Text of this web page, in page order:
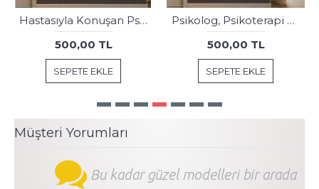
Hastasıyla Konuşan Psikolog, Psikoterapi ve Psikiyatri Merkezi, Terapi Odası Tablosu psk103
500,00 TL
SEPETE EKLE
Psikolog, Psikoterapi ve Psikiyatri Merkezi, Terapi Odası Tabloları dkm-psk32
500,00 TL
SEPETE EKLE
Müşteri Yorumları
Bu kadar güzel modelleri bir arada